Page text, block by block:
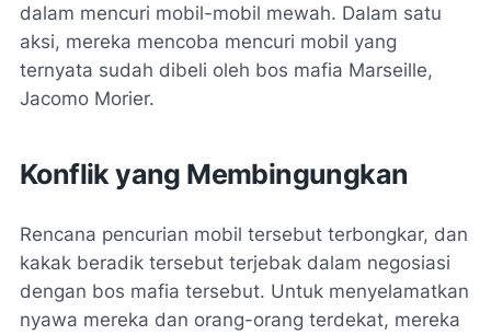
dalam mencuri mobil-mobil mewah. Dalam satu
aksi, mereka mencoba mencuri mobil yang
ternyata sudah dibeli oleh bos mafia Marseille,
Jacomo Morier.
Konflik yang Membingungkan
Rencana pencurian mobil tersebut terbongkar, dan
kakak beradik tersebut terjebak dalam negosiasi
dengan bos mafia tersebut. Untuk menyelamatkan
nyawa mereka dan orang-orang terdekat, mereka